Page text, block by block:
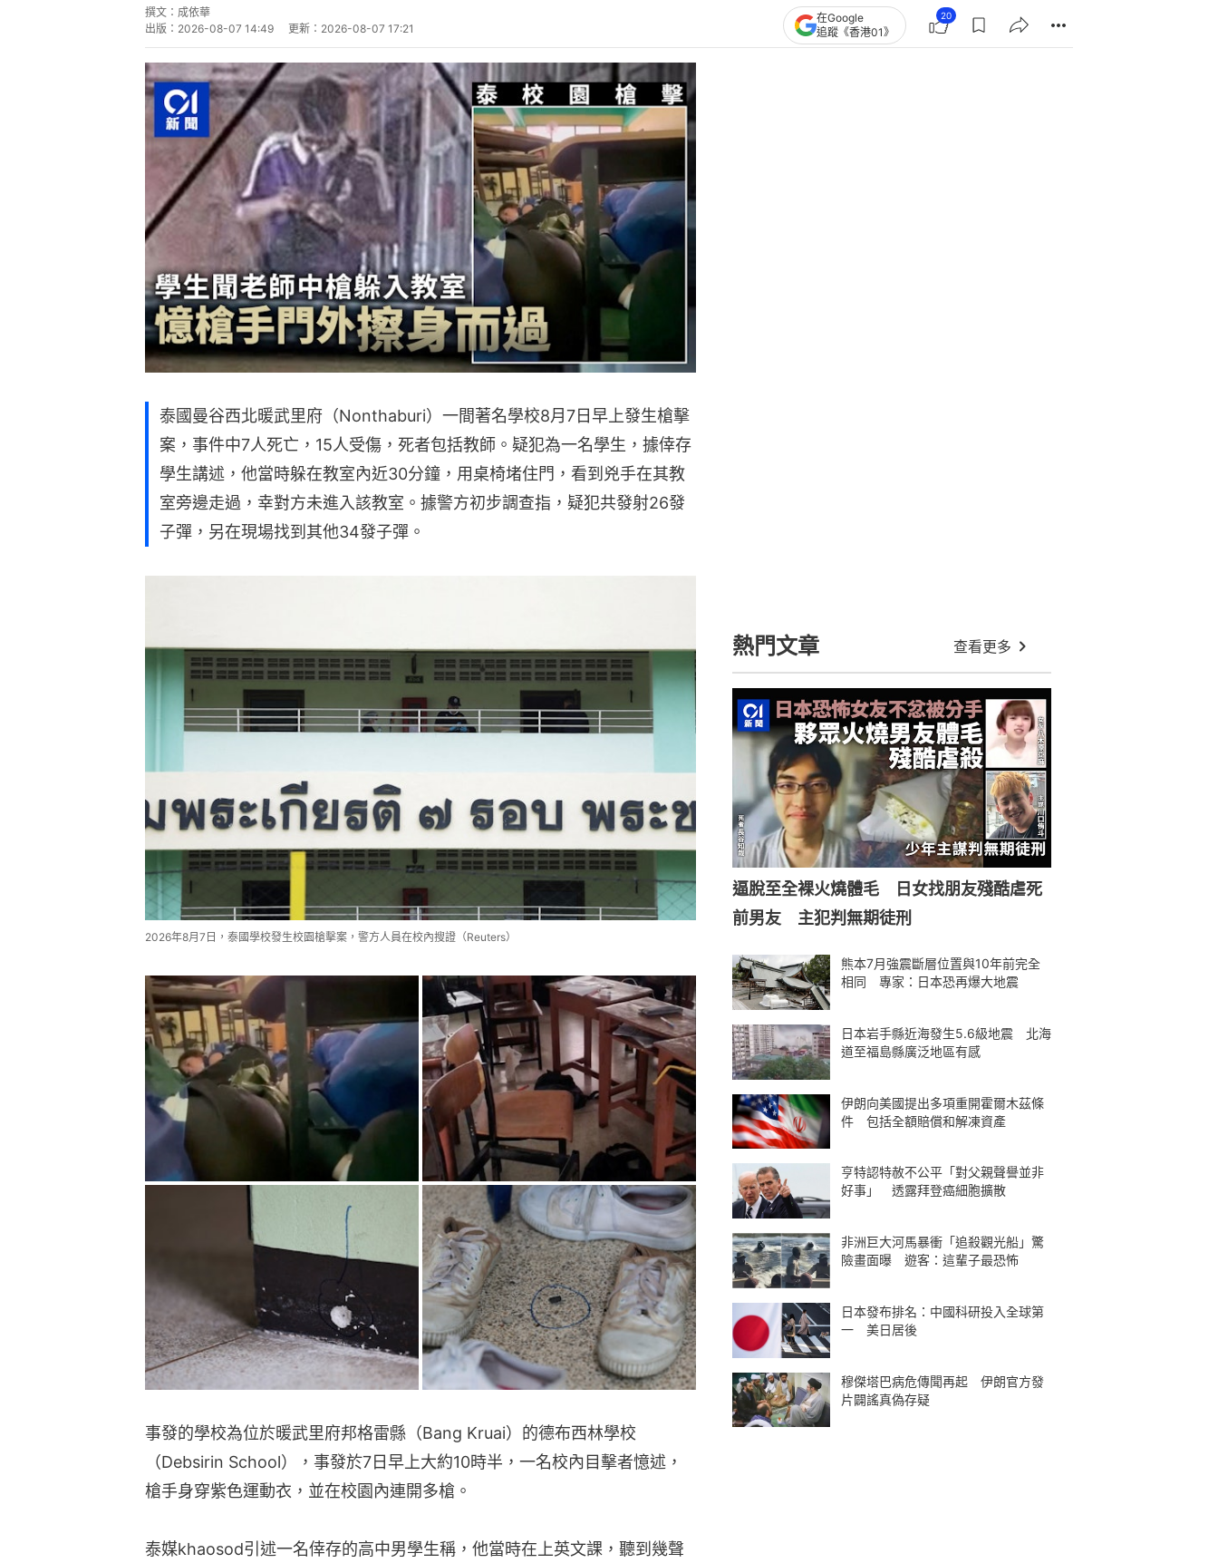
撰文： 成依華
出版： 2026-08-07 14:49 更新： 2026-08-07 17:21
在Google
追蹤《香港01》
20
泰國曼谷西北暖武里府（Nonthaburi）一間著名學校8月7日早上發生槍擊
案，事件中7人死亡，15人受傷，死者包括教師。疑犯為一名學生，據倖存
學生講述，他當時躲在教室內近30分鐘，用桌椅堵住門，看到兇手在其教
室旁邊走過，幸對方未進入該教室。據警方初步調查指，疑犯共發射26發
子彈，另在現場找到其他34發子彈。
2026年8月7日，泰國學校發生校園槍擊案，警方人員在校內搜證（Reuters）
事發的學校為位於暖武里府邦格雷縣（Bang Kruai）的德布西林學校
（Debsirin School），事發於7日早上大約10時半，一名校內目擊者憶述，
槍手身穿紫色運動衣，並在校園內連開多槍。
泰媒khaosod引述一名倖存的高中男學生稱，他當時在上英文課，聽到幾聲
熱門文章 查看更多
逼脫至全裸火燒體毛 日女找朋友殘酷虐死
前男友 主犯判無期徒刑
熊本7月強震斷層位置與10年前完全
相同 專家：日本恐再爆大地震
日本岩手縣近海發生5.6級地震 北海
道至福島縣廣泛地區有感
伊朗向美國提出多項重開霍爾木茲條
件 包括全額賠償和解凍資產
亨特認特赦不公平「對父親聲譽並非
好事」 透露拜登癌細胞擴散
非洲巨大河馬暴衝「追殺觀光船」驚
險畫面曝 遊客：這輩子最恐怖
日本發布排名：中國科研投入全球第
一 美日居後
穆傑塔巴病危傳聞再起 伊朗官方發
片闢謠真偽存疑